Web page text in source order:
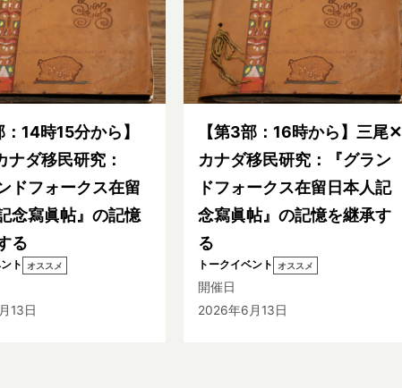
：14時15分から】
ダ移民研究：
ドフォークス在留
念寫眞帖』の記憶
る
ト オススメ
13日
【第3部：16時から】三尾✕
カナダ移民研究：『グラン
ドフォークス在留日本人記
念寫眞帖』の記憶を継承す
る
トークイベント オススメ
開催日
2026年6月13日